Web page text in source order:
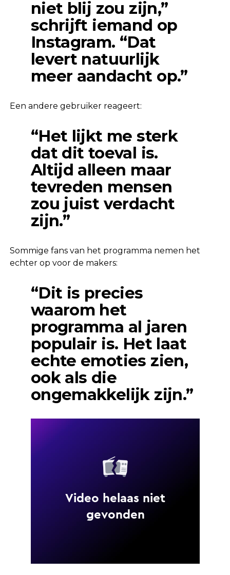
niet blij zou zijn,”
schrijft iemand op
Instagram. “Dat
levert natuurlijk
meer aandacht op.”
Een andere gebruiker reageert:
“Het lijkt me sterk
dat dit toeval is.
Altijd alleen maar
tevreden mensen
zou juist verdacht
zijn.”
Sommige fans van het programma nemen het
echter op voor de makers:
“Dit is precies
waarom het
programma al jaren
populair is. Het laat
echte emoties zien,
ook als die
ongemakkelijk zijn.”